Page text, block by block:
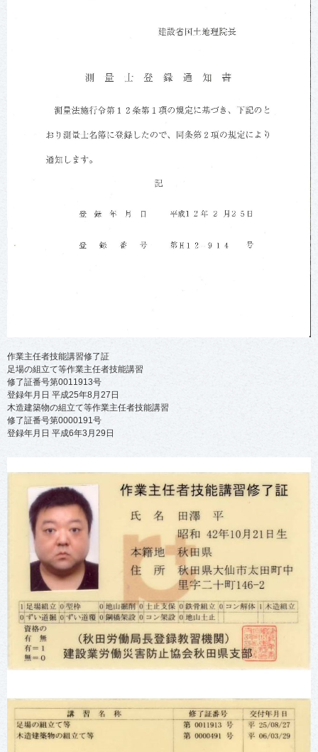
作業主任者技能講習修了証
足場の組立て等作業主任者技能講習
修了証番号第0011913号
登録年月日 平成25年8月27日
木造建築物の組立て等作業主任者技能講習
修了証番号第0000191号
登録年月日 平成6年3月29日